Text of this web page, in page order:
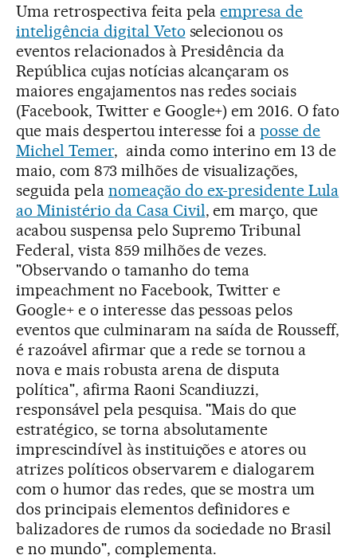
Uma retrospectiva feita pelaempresa de
inteligência digital Veto selecionou os
eventos relacionados à Presidência da
República cujas notícias alcançaram os
maiores engajamentos nas redes sociais
(Facebook, Twitter e Google+) em 2016. O fato
que mais despertou interesse foi aposse de
Michel Temer, ainda como interino em 13 de
maio, com 873 milhões de visualizações,
seguida pela nomeação do ex-presidente Lula
ao Ministério da Casa Civil, em março, que
acabou suspensa pelo Supremo Tribunal
Federal, vista 859 milhões de vezes.
"Observando o tamanho do tema
impeachment no Facebook, Twitter e
Google+ e o interesse das pessoas pelos
eventos que culminaram na saída de Rousseff,
é razoável afirmar que a rede se tornou a
nova e mais robusta arena de disputa
política", afirma Raoni Scandiuzzi,
responsável pela pesquisa. "Mais do que
estratégico, se torna absolutamente
imprescindível às instituições e atores ou
atrizes políticos observarem e dialogarem
com o humor das redes, que se mostra um
dos principais elementos definidores e
balizadores de rumos da sociedade no Brasil
e no mundo", complementa.